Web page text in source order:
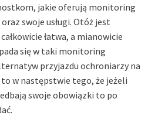
jakie oferują monitoring
swoje usługi. Otóż jest
łatwa, a mianowicie
się w taki monitoring
przyjazdu ochroniarzy na
to w następstwie tego, że jeżeli
swoje obowiązki to po